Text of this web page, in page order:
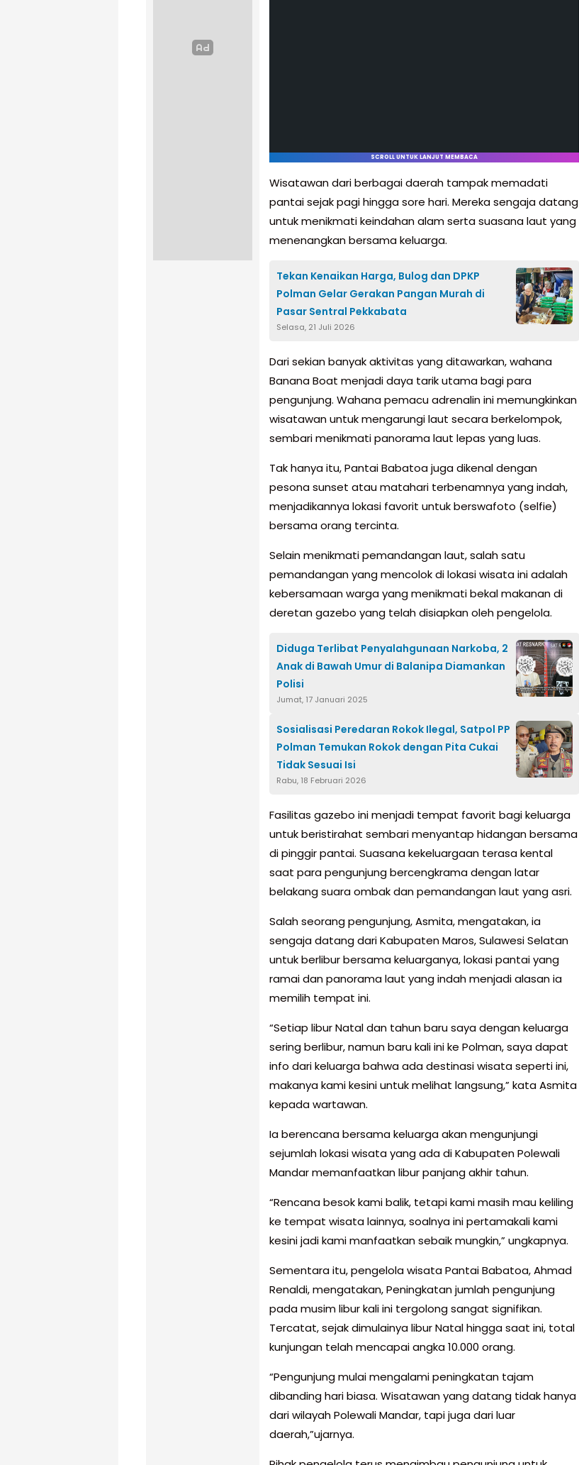
SCROLL UNTUK LANJUT MEMBACA
Wisatawan dari berbagai daerah tampak memadati
pantai sejak pagi hingga sore hari. Mereka sengaja datang
untuk menikmati keindahan alam serta suasana laut yang
menenangkan bersama keluarga.
Tekan Kenaikan Harga, Bulog dan DPKP
Polman Gelar Gerakan Pangan Murah di
Pasar Sentral Pekkabata
Selasa, 21 Juli 2026
Dari sekian banyak aktivitas yang ditawarkan, wahana
Banana Boat menjadi daya tarik utama bagi para
pengunjung. Wahana pemacu adrenalin ini memungkinkan
wisatawan untuk mengarungi laut secara berkelompok,
sembari menikmati panorama laut lepas yang luas.
Tak hanya itu, Pantai Babatoa juga dikenal dengan
pesona sunset atau matahari terbenamnya yang indah,
menjadikannya lokasi favorit untuk berswafoto (selfie)
bersama orang tercinta.
Selain menikmati pemandangan laut, salah satu
pemandangan yang mencolok di lokasi wisata ini adalah
kebersamaan warga yang menikmati bekal makanan di
deretan gazebo yang telah disiapkan oleh pengelola.
Diduga Terlibat Penyalahgunaan Narkoba, 2
Anak di Bawah Umur di Balanipa Diamankan
Polisi
Jumat, 17 Januari 2025
Sosialisasi Peredaran Rokok Ilegal, Satpol PP
Polman Temukan Rokok dengan Pita Cukai
Tidak Sesuai Isi
Rabu, 18 Februari 2026
Fasilitas gazebo ini menjadi tempat favorit bagi keluarga
untuk beristirahat sembari menyantap hidangan bersama
di pinggir pantai. Suasana kekeluargaan terasa kental
saat para pengunjung bercengkrama dengan latar
belakang suara ombak dan pemandangan laut yang asri.
Salah seorang pengunjung, Asmita, mengatakan, ia
sengaja datang dari Kabupaten Maros, Sulawesi Selatan
untuk berlibur bersama keluarganya, lokasi pantai yang
ramai dan panorama laut yang indah menjadi alasan ia
memilih tempat ini.
“Setiap libur Natal dan tahun baru saya dengan keluarga
sering berlibur, namun baru kali ini ke Polman, saya dapat
info dari keluarga bahwa ada destinasi wisata seperti ini,
makanya kami kesini untuk melihat langsung,” kata Asmita
kepada wartawan.
Ia berencana bersama keluarga akan mengunjungi
sejumlah lokasi wisata yang ada di Kabupaten Polewali
Mandar memanfaatkan libur panjang akhir tahun.
“Rencana besok kami balik, tetapi kami masih mau keliling
ke tempat wisata lainnya, soalnya ini pertamakali kami
kesini jadi kami manfaatkan sebaik mungkin,” ungkapnya.
Sementara itu, pengelola wisata Pantai Babatoa, Ahmad
Renaldi, mengatakan, Peningkatan jumlah pengunjung
pada musim libur kali ini tergolong sangat signifikan.
Tercatat, sejak dimulainya libur Natal hingga saat ini, total
kunjungan telah mencapai angka 10.000 orang.
“Pengunjung mulai mengalami peningkatan tajam
dibanding hari biasa. Wisatawan yang datang tidak hanya
dari wilayah Polewali Mandar, tapi juga dari luar
daerah,”ujarnya.